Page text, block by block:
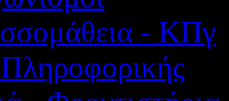
- ΚΠγ